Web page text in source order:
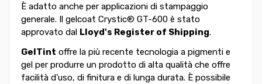
È adatto anche per applicazioni di stampaggio
generale. Il gelcoat Crystic® GT-600 è stato
approvato dal Lloyd's Register of Shipping.
GelTint offre la più recente tecnologia a pigmenti e
gel per produrre un prodotto di alta qualità che offre
facilità d'uso, di finitura e di lunga durata. È possibile